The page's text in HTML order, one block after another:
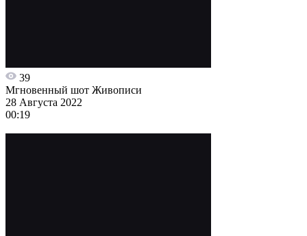
39
Мгновенный шот Живописи
28 Августа 2022
00:19